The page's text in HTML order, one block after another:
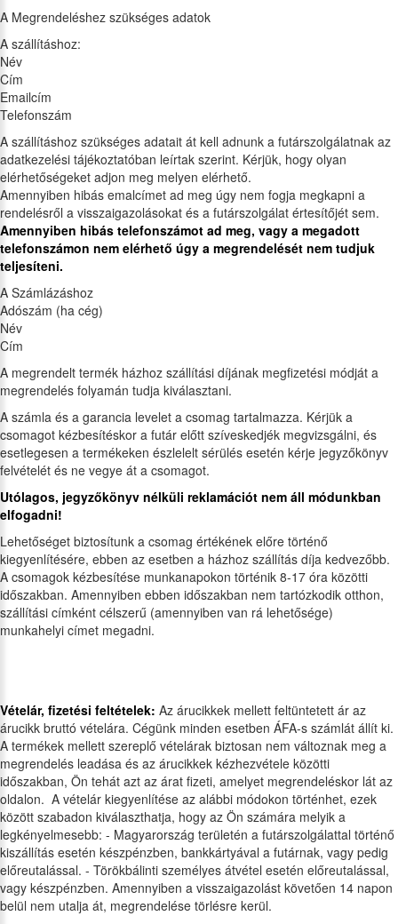
A Megrendeléshez szükséges adatok
A szállításhoz:
Név
Cím
Emailcím
Telefonszám
A szállításhoz szükséges adatait át kell adnunk a futárszolgálatnak az
adatkezelési tájékoztatóban leírtak szerint. Kérjük, hogy olyan
elérhetőségeket adjon meg melyen elérhető.
Amennyiben hibás emalcímet ad meg úgy nem fogja megkapni a
rendelésről a visszaigazolásokat és a futárszolgálat értesítőjét sem.
Amennyiben hibás telefonszámot ad meg, vagy a megadott
telefonszámon nem elérhető úgy a megrendelését nem tudjuk
teljesíteni.
A Számlázáshoz
Adószám (ha cég)
Név
Cím
A megrendelt termék házhoz szállítási díjának megfizetési módját a
megrendelés folyamán tudja kiválasztani.
A számla és a garancia levelet a csomag tartalmazza. Kérjük a
csomagot kézbesítéskor a futár előtt szíveskedjék megvizsgálni, és
esetlegesen a termékeken észlelelt sérülés esetén kérje jegyzőkönyv
felvételét és ne vegye át a csomagot.
Utólagos, jegyzőkönyv nélküli reklamációt nem áll módunkban
elfogadni!
Lehetőséget biztosítunk a csomag értékének előre történő
kiegyenlítésére, ebben az esetben a házhoz szállítás díja kedvezőbb.
A csomagok kézbesítése munkanapokon történik 8-17 óra közötti
időszakban. Amennyiben ebben időszakban nem tartózkodik otthon,
szállítási címként célszerű (amennyiben van rá lehetősége)
munkahelyi címet megadni.
Vételár, fizetési feltételek: Az árucikkek mellett feltüntetett ár az
árucikk bruttó vételára. Cégünk minden esetben ÁFA-s számlát állít ki.
A termékek mellett szereplő vételárak biztosan nem változnak meg a
megrendelés leadása és az árucikkek kézhezvétele közötti
időszakban, Ön tehát azt az árat fizeti, amelyet megrendeléskor lát az
oldalon. A vételár kiegyenlítése az alábbi módokon történhet, ezek
között szabadon kiválaszthatja, hogy az Ön számára melyik a
legkényelmesebb: - Magyarország területén a futárszolgálattal történő
kiszállítás esetén készpénzben, bankkártyával a futárnak, vagy pedig
előreutalással. - Törökbálinti személyes átvétel esetén előreutalással,
vagy készpénzben. Amennyiben a visszaigazolást követően 14 napon
belül nem utalja át, megrendelése törlésre kerül.